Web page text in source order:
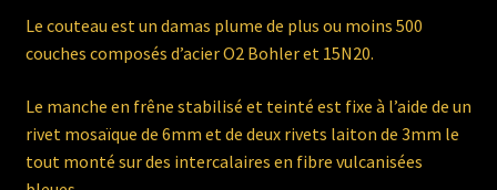
Le couteau est un damas plume de plus ou moins 500
couches composés d’acier O2 Bohler et 15N20.
Le manche en frêne stabilisé et teinté est fixe à l’aide de un
rivet mosaïque de 6mm et de deux rivets laiton de 3mm le
tout monté sur des intercalaires en fibre vulcanisées